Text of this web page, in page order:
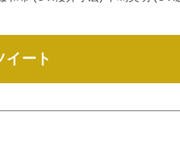
イート